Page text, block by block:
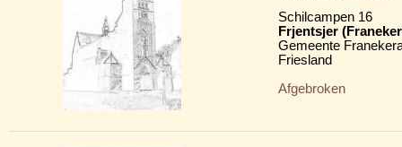
Schilcampen 16
Frjentsjer
Gemeente
Friesland
Afgebroken